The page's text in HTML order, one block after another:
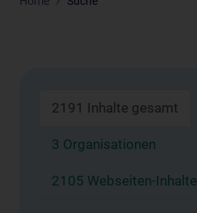
2191 Inhalte gesamt
3 Organisationen
2105 Webseiten-Inhalte